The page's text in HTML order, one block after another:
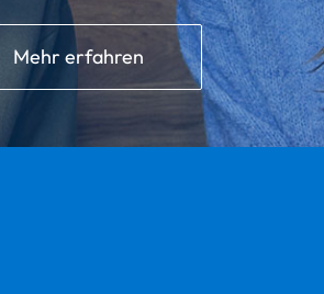
Mehr erfahren